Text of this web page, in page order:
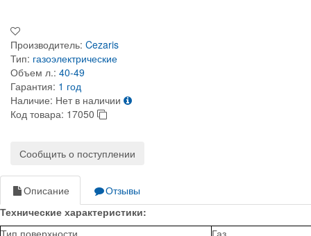
Производитель: Cezaris
Тип: газоэлектрические
Объем л.: 40-49
Гарантия: 1 год
Наличие: Нет в наличии
Код товара: 17050
Сообщить о поступлении
Описание
Отзывы
Технические характеристики:
Тип поверхности
Газ